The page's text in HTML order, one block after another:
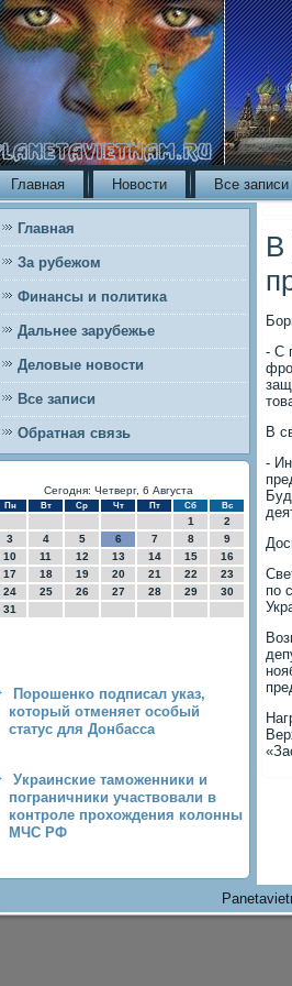
Главная Новости Все записи
Главная
За рубежом
Финансы и политика
Дальнее зарубежье
Деловые новости
Все записи
Обратная связь
Сегодня: Четверг, 6 Августа
Пн Вт Ср Чт Пт Сб Вс
1
2
3
4 5 6 7 8
9
10
11 12 13 14 15
16
17
18 19 20 21 22
23
24
25 26 27 28 29
30
31
Порошенко подписал указ,
который отменяет особый
статус для Донбасса
Украинские таможенники и
пограничники участвовали в
контроле прохождения колонны
МЧС РФ
В
- С
В
-
по